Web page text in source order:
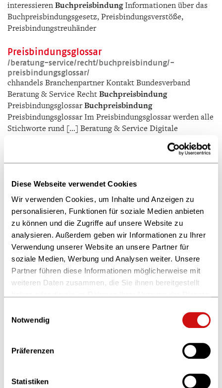
Diese Webseite verwendet Cookies
Wir verwenden Cookies, um Inhalte und Anzeigen zu
personalisieren, Funktionen für soziale Medien anbieten
zu können und die Zugriffe auf unsere Website zu
analysieren. Außerdem geben wir Informationen zu Ihrer
Verwendung unserer Website an unsere Partner für
soziale Medien, Werbung und Analysen weiter. Unsere
Partner führen diese Informationen möglicherweise mit
weiteren Daten zusammen, die Sie ihnen bereitgestellt
Weitere Informationen finden Sie in unserer
Notwendig
Präferenzen
Statistiken
interessieren BuchpreisbindungInformationen über das
Buchpreisbindungsgesetz, Preisbindungsverstöße,
Preisbindungstreuhänder
Preisbindungsglossar
/­beratung-service/­recht/­buchpreisbindung/­
preisbindungsglossar/­
chhandels Branchenpartner Kontakt Bundesverband
Beratung & Service Recht Buchpreisbindung
Preisbindungsglossar Buchpreisbindung
Preisbindungsglossar Im Preisbindungsglossar werden alle
Stichworte rund [...] Beratung & Service Digitale
Innere Preisbindung
Warum brauchen Bücher feste Preise?
Vollmitgliedschaft für Buchhandlungen und
Antiquariate
/­mitglied-werden/­vollmitgliedschaft-fuer-
buchhandlungen-und-antiquariate/­
unserer Mitglieder ein. Dazu gehören insbesondere die
Mittelstandsförderung, die Erhaltung der
Buchpreisbindungund ein faires Urheberrecht . Ihre
Vorteile Voraussetzungen für die Mitgliedschaft
Mitgliedsbeitrag
/­politik-recht/­positionen/­was-buchhandlungen-
Lieferketten Strukturelle Verlagsförderung
Mehrwertsteuer Meinungs- und Publikationsfreiheit
Projekt DEAL Buchversand [...] können, sind für den